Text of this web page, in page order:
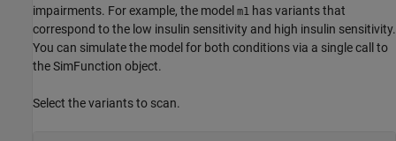
impairments. For example, the model m1 has variants that
correspond to the low insulin sensitivity and high insulin sensitivity.
You can simulate the model for both conditions via a single call to
the SimFunction object.
Select the variants to scan.